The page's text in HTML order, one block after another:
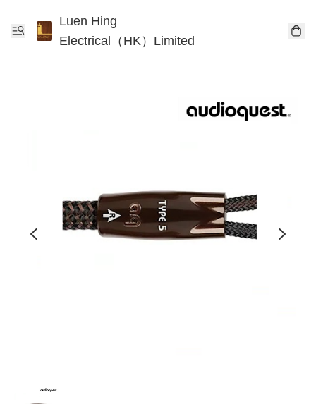
Luen Hing
Electrical（HK）Limited